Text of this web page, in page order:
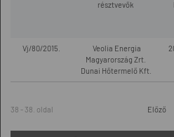
résztvevők
Vj/80/2015.
Veolia Energia
Magyarország Zrt.
Dunai Hőtermelő Kft.
38 - 38. oldal Előző